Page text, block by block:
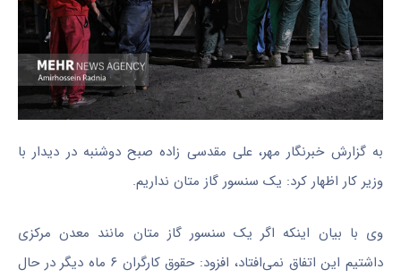
به گزارش خبرنگار مهر، علی مقدسی زاده صبح دوشنبه در دیدار با
وزیر کار اظهار کرد: یک سنسور گاز متان نداریم.
وی با بیان اینکه اگر یک سنسور گاز متان مانند معدن مرکزی
داشتیم این اتفاق نمی‌افتاد، افزود: حقوق کارگران ۶ ماه دیگر در حال